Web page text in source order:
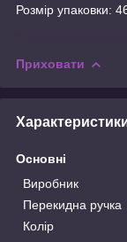
Розмір упаковки:
Приховати
Основні
Виробник
Перекидна ручка
Колір